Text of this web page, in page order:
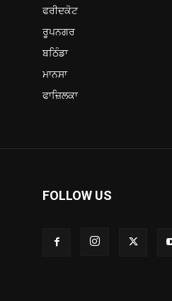
ਫਰੀਦਕੋਟ
ਰੂਪਨਗਰ
ਬਠਿੰਡਾ
ਮਾਨਸਾ
ਫਾਜ਼ਿਲਕਾ
FOLLOW US